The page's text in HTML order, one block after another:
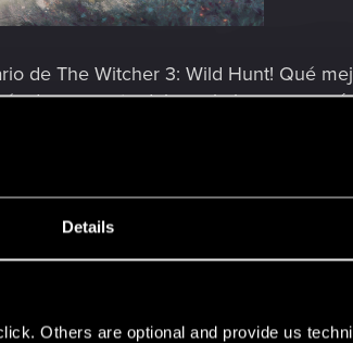
Details
Others are optional and provide us
de The Witcher 3: Wild Hunt! Qué
de una parte del propio juego: ¡su
de imágenes y gameplay de
Recién arreglada para
gira de conciertos promete ser
«...Steel for Humans», el
sonora para escuchar por